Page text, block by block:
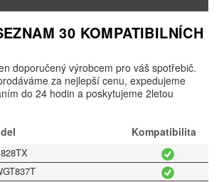
30 KOMPATIBILNÍCH
doporučený výrobcem pro váš spotřebič.
za nejlepší cenu, expedujeme
do 24 hodin a poskytujeme 2letou
Kompatibilita